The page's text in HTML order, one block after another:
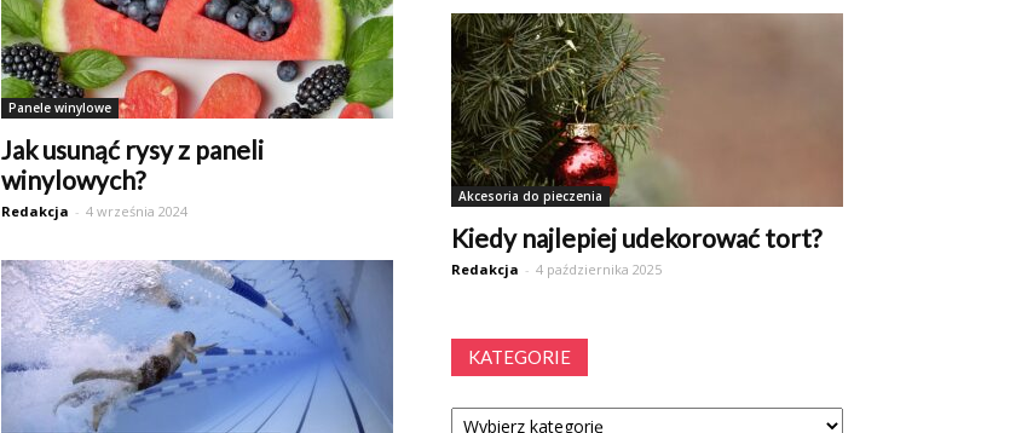
Panele winylowe
Jak usunąć rysy z paneli
winylowych?
Redakcja - 4 września 2024
Akcesoria do pieczenia
Kiedy najlepiej udekorować tort?
Redakcja - 4 października 2025
KATEGORIE
Kategorie